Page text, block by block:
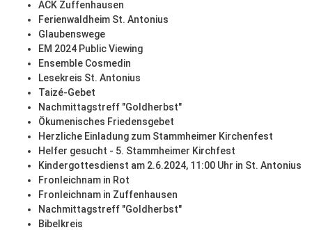
ACK Zuffenhausen
Ferienwaldheim St. Antonius
Glaubenswege
EM 2024 Public Viewing
Ensemble Cosmedin
Lesekreis St. Antonius
Taizé-Gebet
Nachmittagstreff "Goldherbst"
Ökumenisches Friedensgebet
Herzliche Einladung zum Stammheimer Kirchenfest
Helfer gesucht - 5. Stammheimer Kirchfest
Kindergottesdienst am 2.6.2024, 11:00 Uhr in St. Antonius
Fronleichnam in Rot
Fronleichnam in Zuffenhausen
Nachmittagstreff "Goldherbst"
Bibelkreis